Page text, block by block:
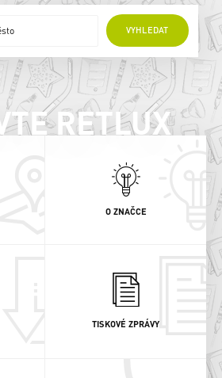
VYHLEDAT
PRODEJCI
RETLUX
O ZNAČCE
TISKOVÉ ZPRÁVY